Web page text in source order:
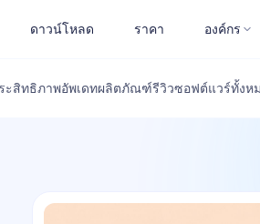
ดาวน์โหลด ราคา องค์กร
ะสิทธิภาพอัพเดทผลิตภัณฑ์รีวิวซอฟต์แวร์ทั้งห